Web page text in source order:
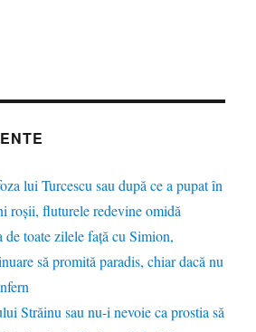
lui Turcescu sau după ce a pupat în
roșii, fluturele redevine omidă
de toate zilele față cu Simion,
să promită paradis, chiar dacă nu
Străinu sau nu-i nevoie ca prostia să